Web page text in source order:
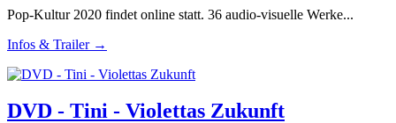
Pop-Kultur 2020 findet online statt. 36 audio-visuelle Werke...
Infos & Trailer →
DVD - Tini - Violettas Zukunft